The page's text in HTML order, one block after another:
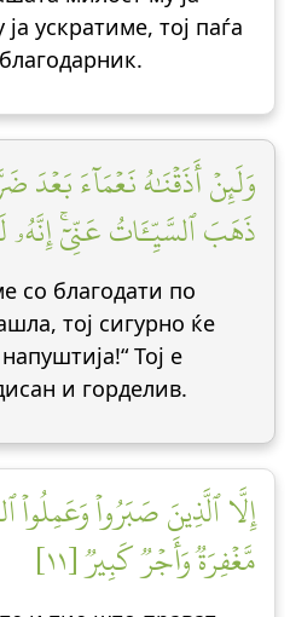
ускратиме, тој паѓа
وَلَئِنۡ أَذَقۡنَٰهُ نَعۡمَآءَ بَعۡدَ
ذَهَبَ ٱلسَّيِّـَٔاتُ عَنِّيٓۚ إِنَّهُۥ
со благодaти по
тој сигурно ќе
Тој е
и горделив.
إِلَّا ٱلَّذِينَ صَبَرُواْ
مَّغۡفِرَةٞ وَأَجۡرٞ كَبِيرٞ [١١]